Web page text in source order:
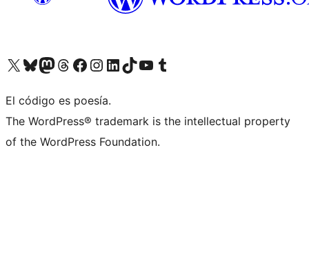
Visit our X (formerly Twitter) account
Visit our Bluesky account
Visit our Mastodon account
Visit our Threads account
Visit our Facebook page
Visit our Instagram account
Visit our LinkedIn account
Visit our TikTok account
Visit our YouTube channel
Visit our Tumblr account
El código es poesía.
The WordPress® trademark is the intellectual property
of the WordPress Foundation.